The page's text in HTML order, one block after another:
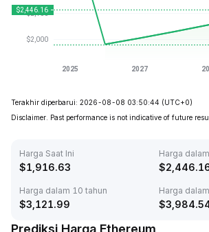
Terakhir diperbarui: 2026-08-08 03:50:44 (UTC+0)
Disclaimer. Past performance is not indicative of future
Harga Saat Ini
$1,916.63
Harga
$
Harga dalam 10 tahun
$3,121.99
Harga
$
Prediksi Harga Ethereum